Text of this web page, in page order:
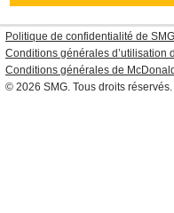
Politique de confidentialité de SMG
Conditions générales d’utilisation
Conditions générales de
© 2026 SMG . Tous droits réservés.